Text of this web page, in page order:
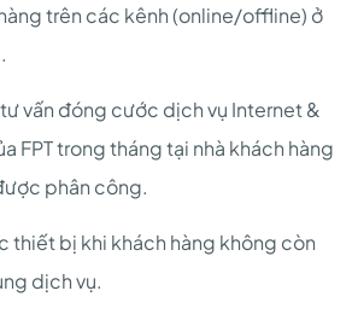
trên các kênh (online/offline) ở
vấn đóng cước dịch vụ Internet &
FPT trong tháng tại nhà khách hàng
phân công.
thiết bị khi khách hàng không còn
dịch vụ.